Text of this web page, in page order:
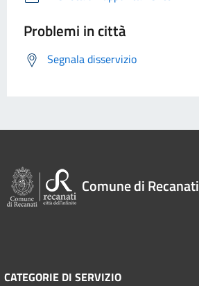
Problemi in città
Segnala disservizio
Comune di Recanati
CATEGORIE DI SERVIZIO